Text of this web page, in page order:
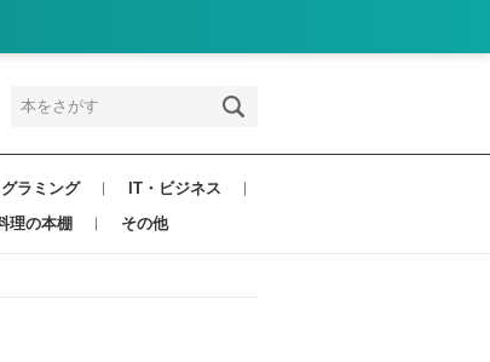
ラミング
IT・ビジネス
理の本棚 その他